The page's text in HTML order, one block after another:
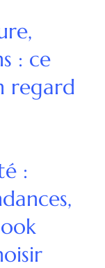
: ce
regard
: